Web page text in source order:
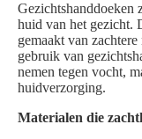
Gezichtshanddoeken
huid van het gezicht.
gemaakt van
gebruik van
nemen tegen vocht,
huidverzorging.
Materialen die